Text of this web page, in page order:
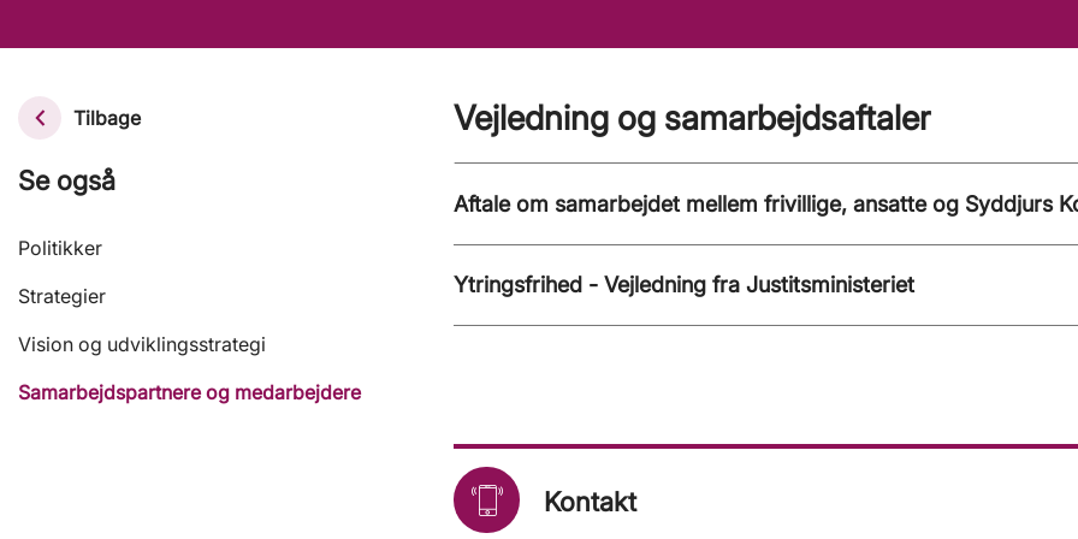
Tilbage
Se også
Politikker
Strategier
Vision og udviklingsstrategi
Samarbejdspartnere og medarbejdere
Vejledning og samarbejdsaftaler
Aftale om samarbejdet mellem frivillige, ansatte og Syddjurs
Ytringsfrihed - Vejledning fra Justitsministeriet
Kontakt